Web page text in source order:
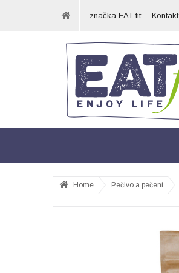
značka EAT-fit Kontakt
Home Pečivo a pečení